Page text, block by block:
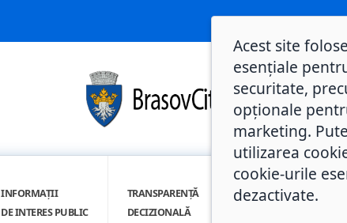
INFORMAȚII
DE INTERES PUBLIC
TRANSPARENȚĂ
DECIZIONALĂ
INTEGRITATE
Acest site
esențiale
securitate,
opționale
marketing.
utilizarea
cookie-urile
dezactivate.